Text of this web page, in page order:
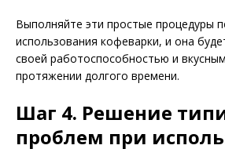
Выполняйте эти простые процедуры
использования кофеварки, и она
своей работоспособностью и
протяжении долгого времени.
Шаг 4. Решение
проблем при